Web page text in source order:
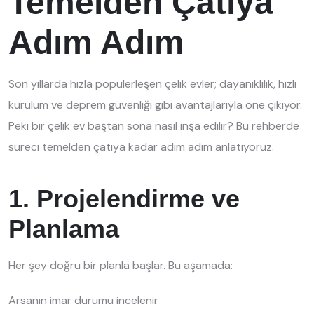
Adım Adım
Son yıllarda hızla popülerleşen çelik evler; dayanıklılık, hızlı
kurulum ve deprem güvenliği gibi avantajlarıyla öne çıkıyor.
Peki bir çelik ev baştan sona nasıl inşa edilir? Bu rehberde
süreci temelden çatıya kadar adım adım anlatıyoruz.
1. Projelendirme ve
Planlama
Her şey doğru bir planla başlar. Bu aşamada:
Arsanın imar durumu incelenir